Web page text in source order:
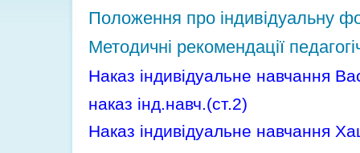
Положення про індивідуальну
Методичні рекомендації
Наказ індивідуальне навчання
наказ інд.навч.(ст.2)
Наказ індивідуальне навчання